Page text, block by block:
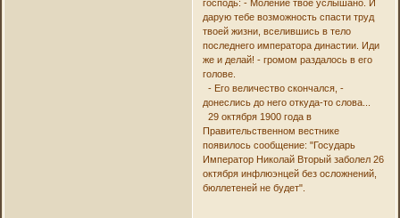
господь: - Моление твое услышано. И
дарую тебе возможность спасти труд
твоей жизни, вселившись в тело
последнего императора династии. Иди
же и делай! - громом раздалось в его
голове.
- Его величество скончался, -
донеслись до него откуда-то слова...
29 октября 1900 года в
Правительственном вестнике
появилось сообщение: "Государь
Император Николай Вторый заболел 26
октября инфлюэнцей без осложнений,
бюллетеней не будет".